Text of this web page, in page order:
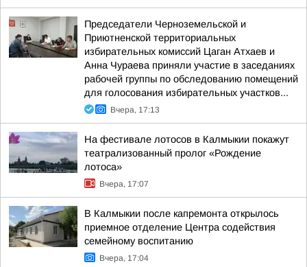
Председатели Черноземельской и
Приютненской территориальных
избирательных комиссий Цаган Атхаев и
Анна Чураева приняли участие в заседаниях
рабочей группы по обследованию помещений
для голосования избирательных участков...
Вчера, 17:13
На фестивале лотосов в Калмыкии покажут
театрализованный пролог «Рождение
лотоса»
Вчера, 17:07
В Калмыкии после капремонта открылось
приемное отделение Центра содействия
семейному воспитанию
Вчера, 17:04